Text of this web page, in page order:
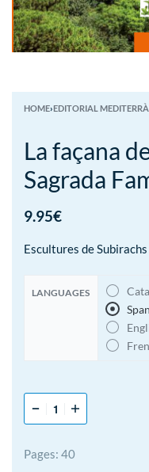
HOME›EDITORIAL
La façana
Sagrada
9.95€
Escultures de Subirachs
LANGUAGES
Pages: 40